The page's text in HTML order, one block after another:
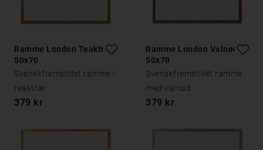
Ramme London Teaktræ
50x70
Svenskfremstillet ramme i
teaktræ
379 kr
Ramme London Valnød
50x70
Svenskfremstillet ramme
med valnød
379 kr